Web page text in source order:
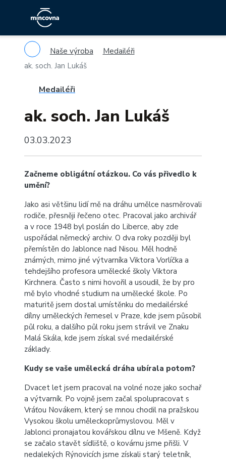
Naše výroba
Medailéři
ak. soch. Jan Lukáš
Medailéři
ak. soch. Jan Lukáš
03.03.2023
Začneme obligátní otázkou. Co vás přivedlo k
umění?
Jako asi většinu lidí mě na dráhu umělce nasměrovali
rodiče, přesněji řečeno otec. Pracoval jako archivář
a v roce 1948 byl poslán do Liberce, aby zde
uspořádal německý archiv. O dva roky později byl
přemístěn do Jablonce nad Nisou. Měl hodně
známých, mimo jiné výtvarníka Viktora Vorlíčka a
tehdejšího profesora umělecké školy Viktora
Kirchnera. Často s nimi hovořil a usoudil, že by pro
mě bylo vhodné studium na umělecké škole. Po
maturitě jsem dostal umístěnku do medailérské
dílny uměleckých řemesel v Praze, kde jsem působil
půl roku, a dalšího půl roku jsem strávil ve Znaku
Malá Skála, kde jsem získal své medailérské
základy.
Kudy se vaše umělecká dráha ubírala potom?
Dvacet let jsem pracoval na volné noze jako sochař
a výtvarník. Po vojně jsem začal spolupracovat s
Vráťou Novákem, který se mnou chodil na pražskou
Vysokou školu uměleckoprůmyslovou. Měl v
Jablonci pronajatou kovářskou dílnu ve Mšeně. Když
se začalo stavět sídliště, o kovárnu jsme přišli. V
nedalekých Rýnovicích jsme získali starý teletník,